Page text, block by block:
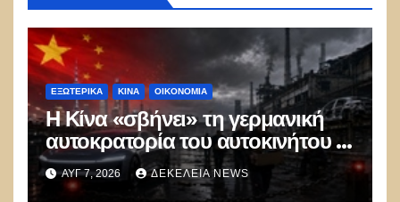
ΕΞΩΤΕΡΙΚΑ ΚΊΝΑ ΟΙΚΟΝΟΜΙΑ
Η Κίνα «σβήνει» τη γερμανική
αυτοκρατορία του αυτοκινήτου –
100.000 απολύσεις, λουκέτα και
πολιτικός πανικός
ΑΥΓ 7, 2026 ΔΕΚΈΛΕΙΑ NEWS